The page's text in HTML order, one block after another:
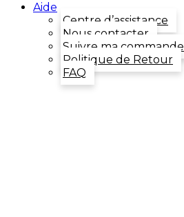
Aide
Centre d’assistance
Nous contacter
Suivre ma commande
Politique de Retour
FAQ